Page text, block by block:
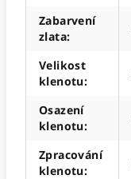
Zabarvení
zlata:
Velikost
klenotu:
Osazení
klenotu:
Zpracování
klenotu: